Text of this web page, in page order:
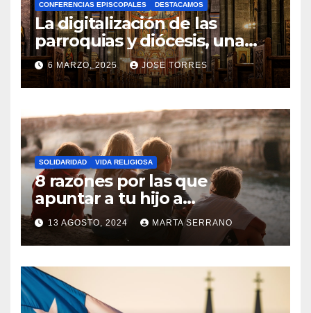
Y
C
O
M
N
T
A
R
I
O
S
CONFERENCIAS EPISCOPALES DESTACAMOS
La digitalización de las
parroquias y diócesis, una
realidad ya para el futuro de
la Iglesia
6 MARZO, 2025 JOSE TORRES
N
H
A
Y
SOLIDARIDAD VIDA RELIGIOSA
8 razones por las que
apuntar a tu hijo a
Catequesis
13 AGOSTO, 2024 MARTA SERRANO